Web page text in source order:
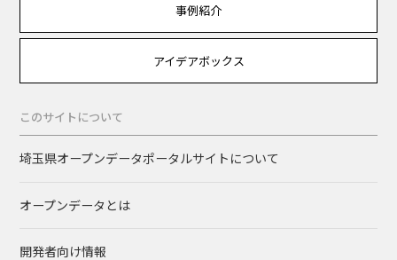
事例紹介
アイデアボックス
このサイトについて
埼玉県オープンデータポータルサイトについて
オープンデータとは
開発者向け情報